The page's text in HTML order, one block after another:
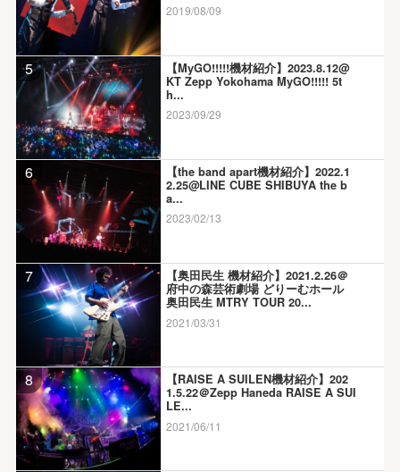
2019/08/09
5
【MyGO!!!!!機材紹介】2023.8.12@
KT Zepp Yokohama MyGO!!!!! 5t
h...
2023/09/29
6
【the band apart機材紹介】2022.1
2.25@LINE CUBE SHIBUYA the b
a...
2023/02/13
7
【奥田民生 機材紹介】2021.2.26＠
府中の森芸術劇場 どりーむホール
奥田民生 MTRY TOUR 20...
2021/03/31
8
【RAISE A SUILEN機材紹介】202
1.5.22＠Zepp Haneda RAISE A SUI
LE...
2021/06/11